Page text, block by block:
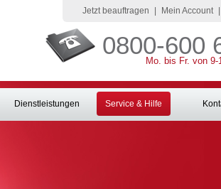
0800-600
Mo. bis Fr. von
Jetzt beauftragen Mein Account
Dienstleistungen Service & Hilfe